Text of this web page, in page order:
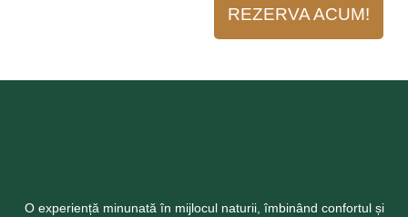
REZERVA ACUM!
O experiență minunată în mijlocul naturii, îmbinând confortul și